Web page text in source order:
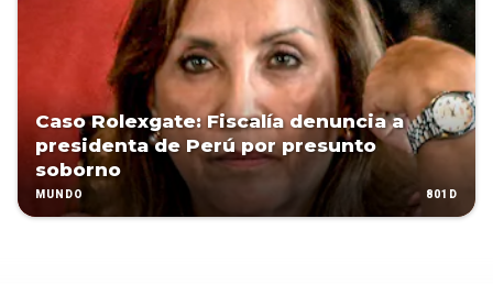
Caso Rolexgate: Fiscalía denuncia a
presidenta de Perú por presunto
soborno
MUNDO 801D